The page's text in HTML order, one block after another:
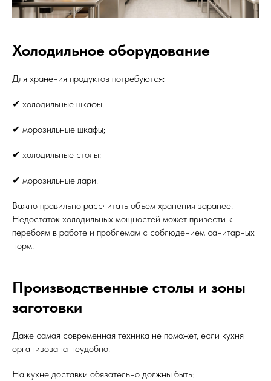
Холодильное оборудование
Для хранения продуктов потребуются:
✔ холодильные шкафы;
✔ морозильные шкафы;
✔ холодильные столы;
✔ морозильные лари.
Важно правильно рассчитать объем хранения заранее.
Недостаток холодильных мощностей может привести к
перебоям в работе и проблемам с соблюдением санитарных
норм.
Производственные столы и зоны
заготовки
Даже самая современная техника не поможет, если кухня
организована неудобно.
На кухне доставки обязательно должны быть: